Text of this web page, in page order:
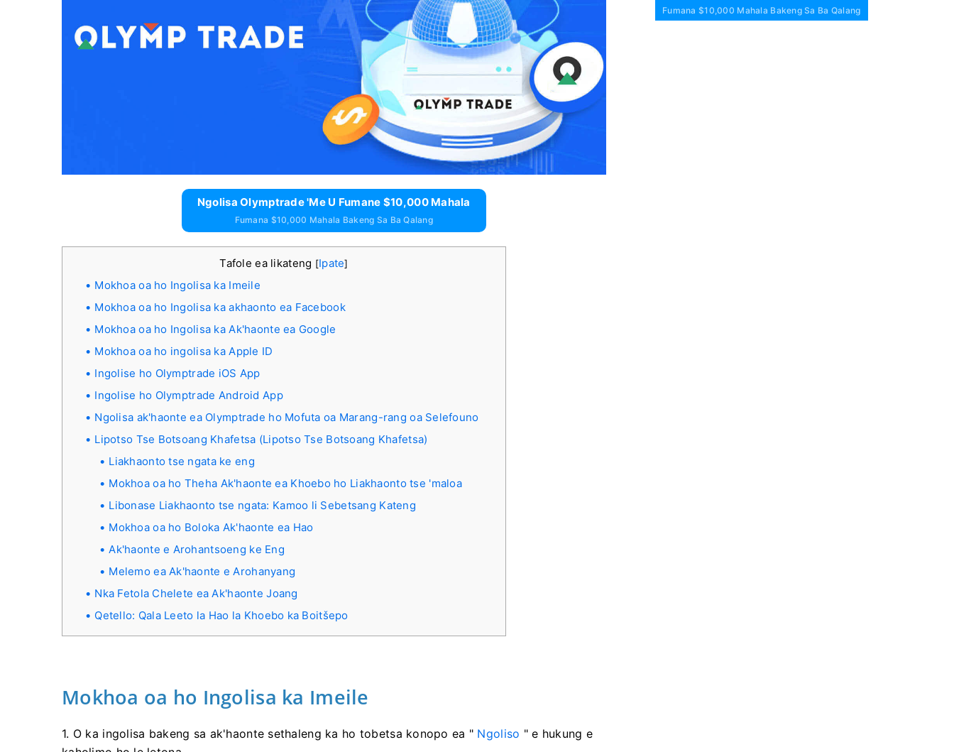
Ngolisa Olymptrade 'me U Fumane $10,000 Mahala
Fumana $10,000 Mahala Bakeng Sa Ba Qalang
Tafole ea likateng [Ipate]
Mokhoa oa ho Ingolisa ka Imeile
Mokhoa oa ho Ingolisa ka akhaonto ea Facebook
Mokhoa oa ho Ingolisa ka Ak'haonte ea Google
Mokhoa oa ho ingolisa ka Apple ID
Ingolise ho Olymptrade iOS App
Ingolise ho Olymptrade Android App
Ngolisa ak'haonte ea Olymptrade ho Mofuta oa Marang-rang oa Selefouno
Lipotso Tse Botsoang Khafetsa (Lipotso Tse Botsoang Khafetsa)
Liakhaonto tse ngata ke eng
Mokhoa oa ho Theha Ak'haonte ea Khoebo ho Liakhaonto tse 'maloa
Libonase Liakhaonto tse ngata: Kamoo li Sebetsang Kateng
Mokhoa oa ho Boloka Ak'haonte ea Hao
Ak'haonte e Arohantsoeng ke Eng
Melemo ea Ak'haonte e Arohanyang
Nka Fetola Chelete ea Ak'haonte Joang
Qetello: Qala Leeto la Hao la Khoebo ka Boitšepo
Mokhoa oa ho Ingolisa ka Imeile
1. O ka ingolisa bakeng sa ak'haonte sethaleng ka ho tobetsa konopo ea " Ngoliso " e hukung e
Fumana $10,000 Mahala Bakeng Sa Ba Qalang